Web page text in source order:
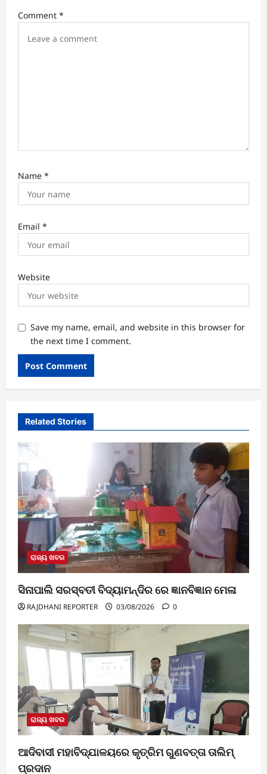
t
Comment *
Name *
Email *
Website
Save my name, email, and website in this browser for
the next time I comment.
Related Stories
ରାଜ୍ୟ ଖବର
ସିନାପାଲି ସରସ୍ବତୀ ବିଦ୍ୟାମନ୍ଦିର ରେ ଜ୍ଞାନବିଜ୍ଞାନ ମେଳା
RAJDHANI REPORTER 03/08/2026 0
ରାଜ୍ୟ ଖବର
ଆଦିବାସୀ ମହାବିଦ୍ଯାଳୟରେ କୃତ୍ରିମ ଗୁଣବତ୍ତା ତାଲିମ୍
ପ୍ରଦାନ